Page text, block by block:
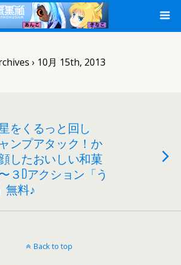
› 10月 15th, 2013
をくるっと回し
ンプアタック！か
したおいしい和菓
３Dアクション「う
無料♪
Back to top